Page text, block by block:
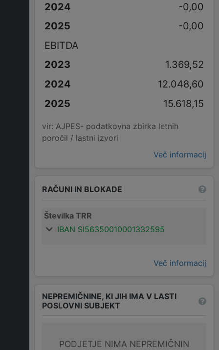
-0,00
-0,00
EBITDA
1.369,52
12.048,60
15.618,15
vir: AJPES- podatkovna zbirka letnih
poročil / lastni izvori
Več informacij
RAČUNI IN BLOKADE
Številka TRR
IBAN SI56350010001332595
Več informacij
NEPREMIČNINE, KI JIH IMA V LASTI
POSLOVNI SUBJEKT
PODJETJE NIMA NEPREMIČNIN